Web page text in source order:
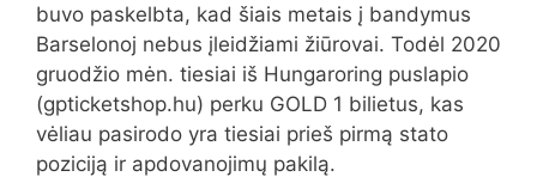
buvo paskelbta, kad šiais metais į bandymus
Barselonoj nebus įleidžiami žiūrovai. Todėl 2020
gruodžio mėn. tiesiai iš Hungaroring puslapio
(gpticketshop.hu) perku GOLD 1 bilietus, kas
vėliau pasirodo yra tiesiai prieš pirmą stato
poziciją ir apdovanojimų pakilą.